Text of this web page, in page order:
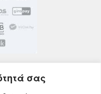
σας